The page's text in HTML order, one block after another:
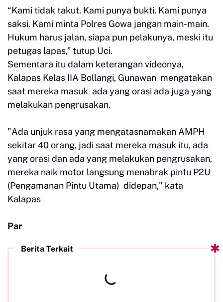
“Kami tidak takut. Kami punya bukti. Kami punya
saksi. Kami minta Polres Gowa jangan main-main.
Hukum harus jalan, siapa pun pelakunya, meski itu
petugas lapas,” tutup Uci.
Sementara itu dalam keterangan videonya,
Kalapas Kelas IIA Bollangi, Gunawan mengatakan
saat mereka masuk ada yang orasi ada juga yang
melakukan pengrusakan.
"Ada unjuk rasa yang mengatasnamakan AMPH
sekitar 40 orang, jadi saat mereka masuk itu, ada
yang orasi dan ada yang melakukan pengrusakan,
mereka naik motor langsung menabrak pintu P2U
(Pengamanan Pintu Utama) didepan," kata
Kalapas
Par
Berita Terkait